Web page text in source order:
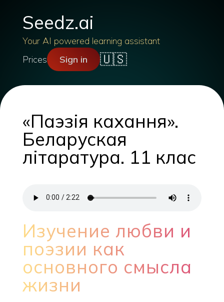
Seedz.ai
Your AI powered learning assistant
Prices
Sign in 🇺🇸
«Паэзія кахання».
Беларуская
літаратура. 11 клас
Изучение любви и
поэзии как
основного смысла
жизни